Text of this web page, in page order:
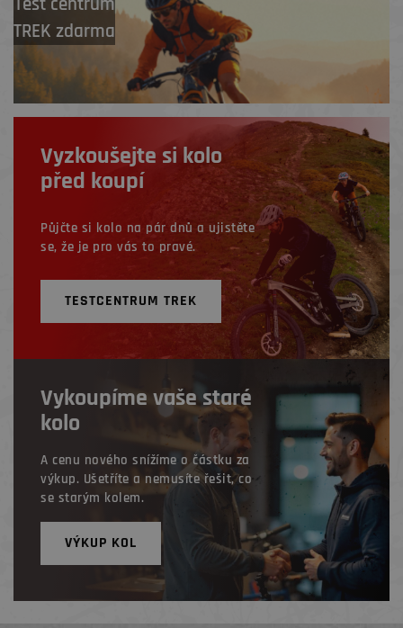
TREK zdarma
Vyzkoušejte si kolo
před koupí
Půjčte si kolo na pár dnů a ujistěte
se, že je pro vás to pravé.
TESTCENTRUM TREK
Vykoupíme vaše staré
kolo
A cenu nového snížíme o částku za
výkup. Ušetříte a nemusíte řešit, co
se starým kolem.
VÝKUP KOL